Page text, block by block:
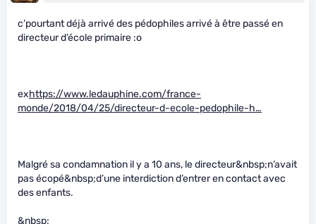
c’pourtant déjà arrivé des pédophiles arrivé à être passé en
directeur d’école primaire :o
exhttps://www.ledauphine.com/france-
monde/2018/04/25/directeur-d-ecole-pedophile-h…
Malgré sa condamnation il y a 10 ans, le directeur&nbsp;n’avait
pas écopé&nbsp;d’une interdiction d’entrer en contact avec
des enfants.
&nbsp;